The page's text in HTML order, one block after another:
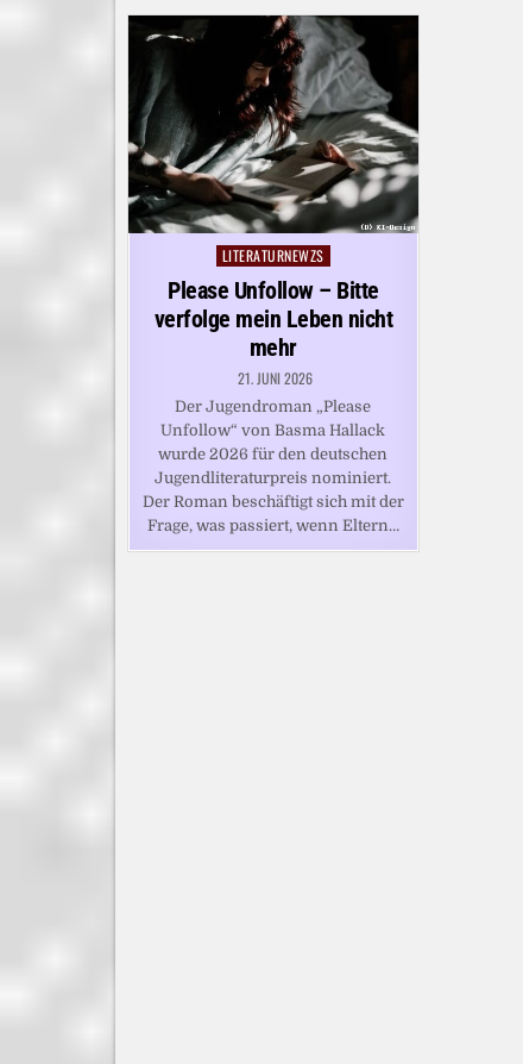
Posted
LITERATURNEWZS
Please Unfollow – Bitte
verfolge mein Leben nicht
mehr
21. JUNI 2026
Der Jugendroman „Please
Unfollow“ von Basma Hallack
wurde 2026 für den deutschen
Jugendliteraturpreis nominiert.
Der Roman beschäftigt sich mit der
Frage, was passiert, wenn Eltern…